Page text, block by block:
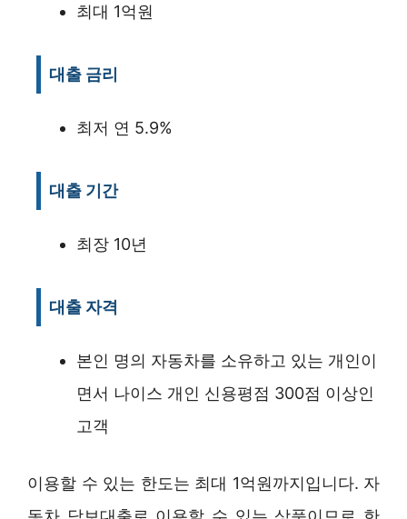
최대 1억원
대출 금리
최저 연 5.9%
대출 기간
최장 10년
대출 자격
본인 명의 자동차를 소유하고 있는 개인이
면서 나이스 개인 신용평점 300점 이상인
고객
이용할 수 있는 한도는 최대 1억원까지입니다. 자